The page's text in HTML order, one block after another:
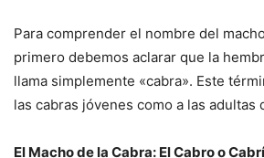
Para comprender el nombre del
primero debemos aclarar que la
llama simplemente «cabra». Este
las cabras jóvenes como a las adultas
El Macho de la Cabra: El Cabro o